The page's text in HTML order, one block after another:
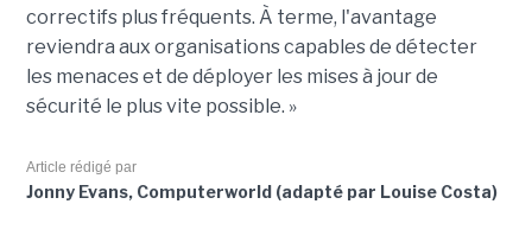
correctifs plus fréquents. À terme, l'avantage
reviendra aux organisations capables de détecter
les menaces et de déployer les mises à jour de
sécurité le plus vite possible. »
Article rédigé par
Jonny Evans, Computerworld (adapté par Louise Costa)